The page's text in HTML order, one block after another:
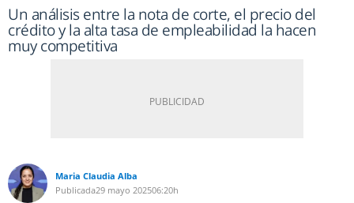
Un análisis entre la nota de corte, el precio del
crédito y la alta tasa de empleabilidad la hacen
muy competitiva
Maria Claudia Alba
Publicada29 mayo 202506:20h